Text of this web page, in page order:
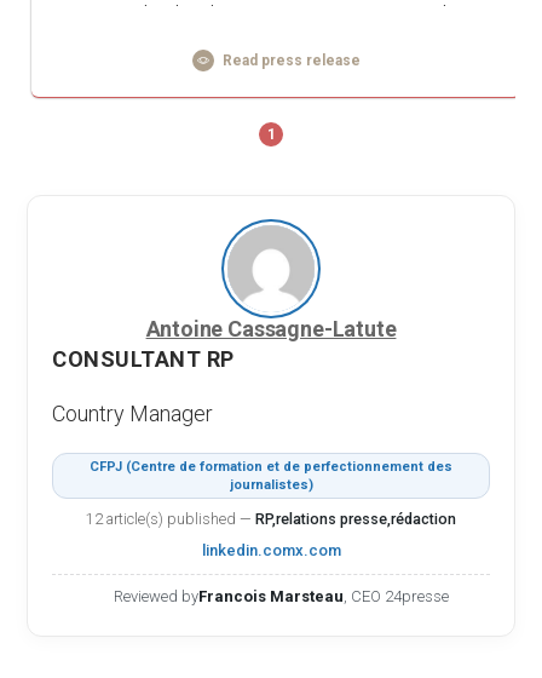
organizado desde Francia Poner en valor un
sentido a menudo d...
Read press release
1
Antoine Cassagne-Latute
CONSULTANT RP
Country Manager
CFPJ (Centre de formation et de perfectionnement des
journalistes)
12 article(s) published — RP,relations presse,rédaction
linkedin.comx.com
Reviewed byFrancois Marsteau, CEO 24presse